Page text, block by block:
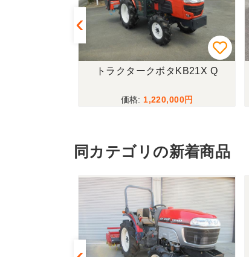
トラクタークボタKB21X Q
1,220,000
同カテゴリの新着商品